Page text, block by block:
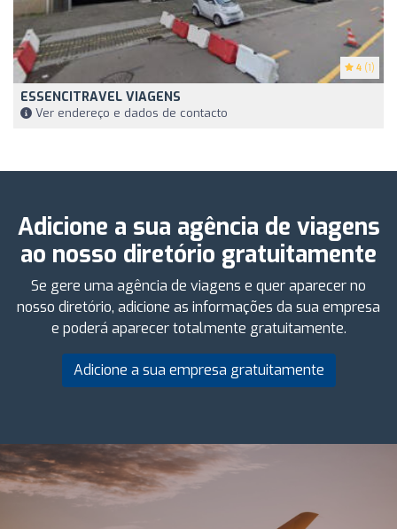
4 (1)
ESSENCITRAVEL VIAGENS
Ver endereço e dados de contacto
Adicione a sua agência de viagens
ao nosso diretório gratuitamente
Se gere uma agência de viagens e quer aparecer no
nosso diretório, adicione as informações da sua empresa
e poderá aparecer totalmente gratuitamente.
Adicione a sua empresa gratuitamente